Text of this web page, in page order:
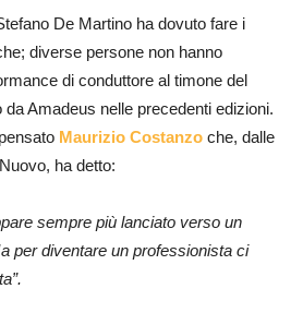
De Martino ha dovuto fare i
diverse persone non hanno
di conduttore al timone del
Amadeus nelle precedenti edizioni.
Maurizio Costanzo che, dalle
ha detto:
sempre più lanciato verso un
per diventare un professionista ci